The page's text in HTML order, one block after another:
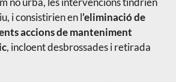
i consistirien en l’eliminació de
accions de manteniment
, incloent desbrossades i retirada